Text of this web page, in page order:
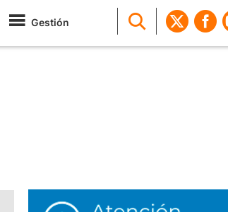
Gestión